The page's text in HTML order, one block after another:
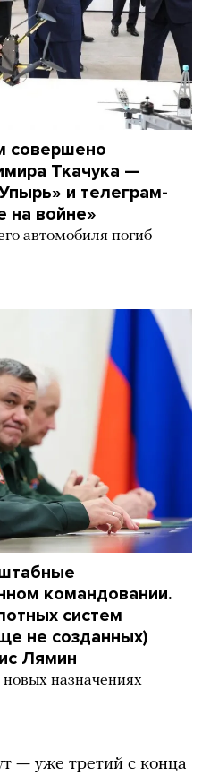
совершено
Ткачука —
и телеграм-
на войне»
автомобиля погиб
командовании.
систем
не созданных)
Лямин
назначениях
— уже третий с конца